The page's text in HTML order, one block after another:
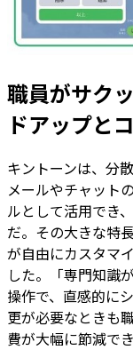
職員がサク
ドアップと
キントーンは、分
メールやチャット
ルとして活用でき
だ。その大きな特
が自由にカスタマ
した。「専門知識
操作で、直感的に
更が必要なときも
費が大幅に節減で